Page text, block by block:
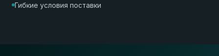
Гибкие условия поставки